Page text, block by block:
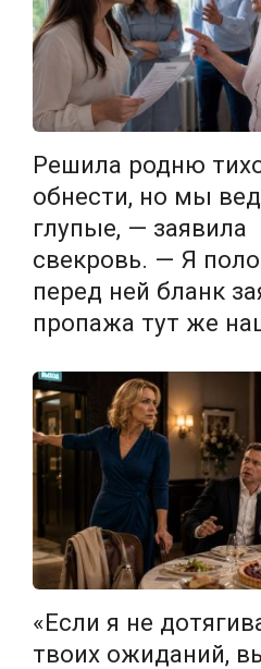
Решила родню
обнести, но мы
глупые, — заявила
свекровь. — Я
перед ней бланк
пропажа тут же
«Если я не
твоих ожиданий,